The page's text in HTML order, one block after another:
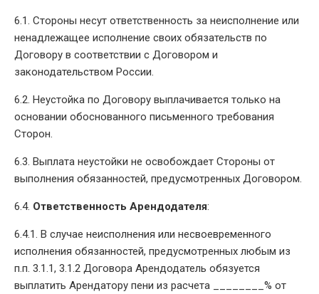
6.1. Стороны несут ответственность за неисполнение или
ненадлежащее исполнение своих обязательств по
Договору в соответствии с Договором и
законодательством России.
6.2. Неустойка по Договору выплачивается только на
основании обоснованного письменного требования
Сторон.
6.3. Выплата неустойки не освобождает Стороны от
выполнения обязанностей, предусмотренных Договором.
6.4. Ответственность Арендодателя:
6.4.1. В случае неисполнения или несвоевременного
исполнения обязанностей, предусмотренных любым из
п.п. 3.1.1, 3.1.2 Договора Арендодатель обязуется
выплатить Арендатору пени из расчета ________% от